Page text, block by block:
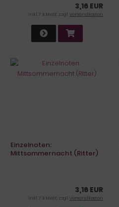
3,16 EUR
inkl. 7 % MwSt. zzgl.Versandkosten
Einzelnoten:
Mittsommernacht (Ritter)
3,16 EUR
inkl. 7 % MwSt. zzgl.Versandkosten